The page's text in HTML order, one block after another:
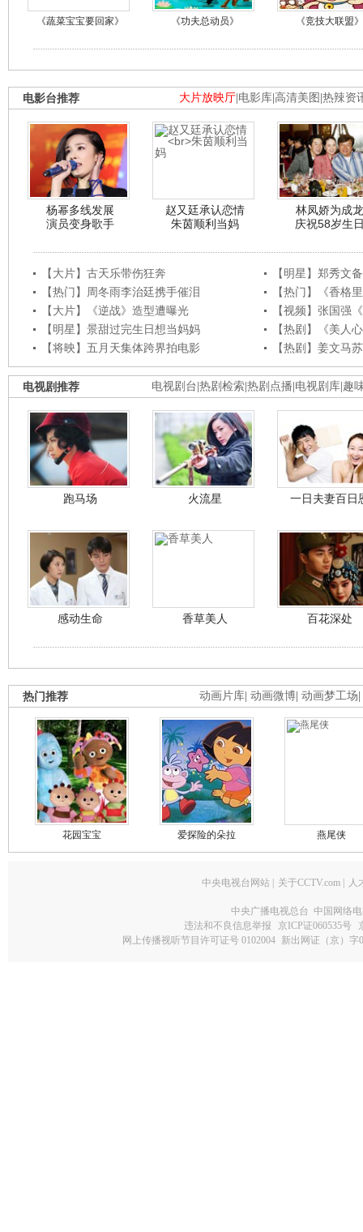
《蔬菜宝宝要回家》 《功夫总动员》 《竞技大联盟》
大片放映厅 电影库 高清美图 热辣资
电影台推荐
杨幂多线发展
演员变身歌手
赵又廷承认恋情
朱茵顺利当妈
林凤娇为成龙
庆祝58岁生
【大片】古天乐带伤狂奔
【明星】郑秀文
【热门】周冬雨李治廷携手催泪
【热门】《香格
【大片】《逆战》造型遭曝光
【视频】张国强
【明星】景甜过完生日想当妈妈
【热剧】《美人
【将映】五月天集体跨界拍电影
【热剧】姜文马
电视剧台 热剧检索 热剧点播 电视剧库 趣
电视剧推荐
跑马场 火流星 一日夫妻百日
感动生命 香草美人 百花深处
动画片库 动画微博 动画梦工场
热门推荐
花园宝宝 爱探险的朵拉 燕尾侠
中央电视台网站 关于CCTV.com 人
中央广播电视总台 中国网络
违法和不良信息举报
京ICP证060535号
网上传播视听节目许可证号 0102004 新出网证（京）